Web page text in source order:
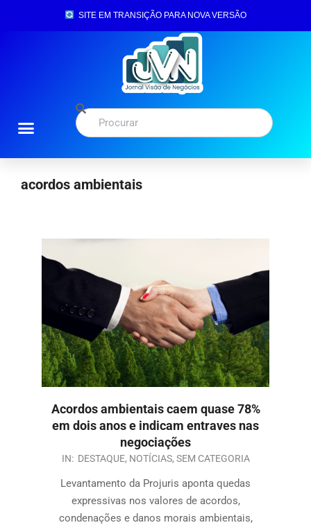
SITE EM TRANSIÇÃO PARA NOVA VERSÃO
acordos ambientais
Acordos ambientais caem quase 78%
em dois anos e indicam entraves nas
negociações
IN: DESTAQUE, NOTÍCIAS, SEM CATEGORIA
Levantamento da Projuris aponta quedas
expressivas nos valores de acordos,
condenações e danos morais ambientais,